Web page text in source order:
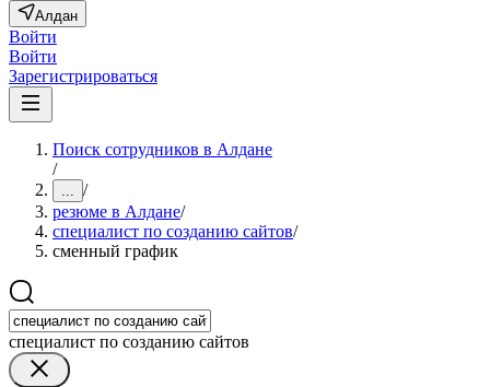
Алдан
Войти
Войти
Зарегистрироваться
Поиск сотрудников в Алдане
/
... /
резюме в Алдане/
специалист по созданию сайтов/
сменный график
специалист по созданию сайтов